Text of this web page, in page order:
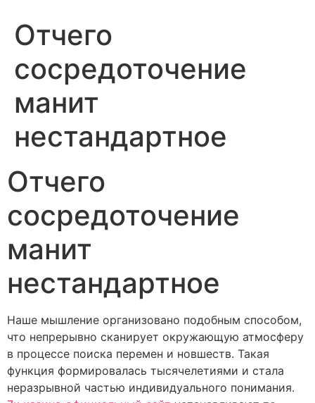
Отчего
сосредоточение
манит
нестандартное
Отчего
сосредоточение
манит
нестандартное
Наше мышление организовано подобным способом,
что непрерывно сканирует окружающую атмосферу
в процессе поиска перемен и новшеств. Такая
функция формировалась тысячелетиями и стала
неразрывной частью индивидуального понимания.